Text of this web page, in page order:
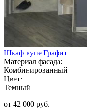
Шкаф-купе Графит
Материал фасада:
Комбинированный
Цвет:
Темный
от 42 000 руб.